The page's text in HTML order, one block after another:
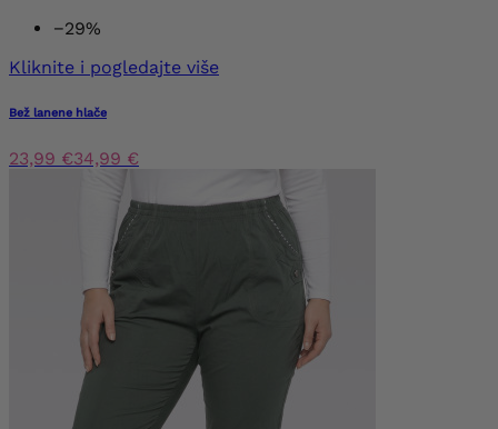
−29%
Kliknite i pogledajte više
Bež lanene hlače
23,99 €34,99 €